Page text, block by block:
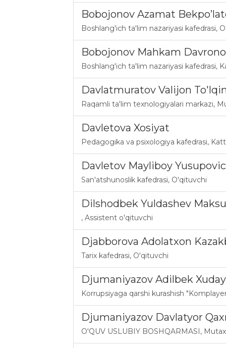
Bobojonov Azamat
Boshlang'ich ta'lim nazariyasi kafedrasi,
Bobojonov Mahkam
Boshlang'ich ta'lim nazariyasi kafedrasi,
Davlatmuratov Valijon
Raqamli ta'lim texnologiyalari markazi,
Davletova Xosiyat
Pedagogika va psixologiya kafedrasi,
Davletov Mayliboy
San'atshunoslik kafedrasi, O'qituvchi
Dilshodbek Yuldashev
, Assistent o'qituvchi
Djabborova Adolatxon
Tarix kafedrasi, O'qituvchi
Djumaniyazov Adilbek
Korrupsiyaga qarshi kurashish
Djumaniyazov Davlatyor
O'QUV USLUBIY BOSHQARMASI,